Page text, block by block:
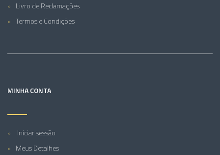
Livro de Reclamações
Termos e Condições
MINHA CONTA
Iniciar sessão
Meus Detalhes